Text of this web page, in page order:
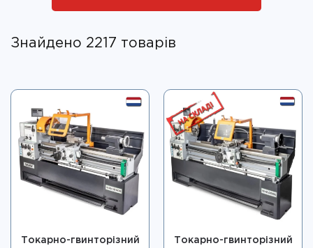
Знайдено 2217 товарів
Токарно-гвинторізний
Токарно-гвинторізний